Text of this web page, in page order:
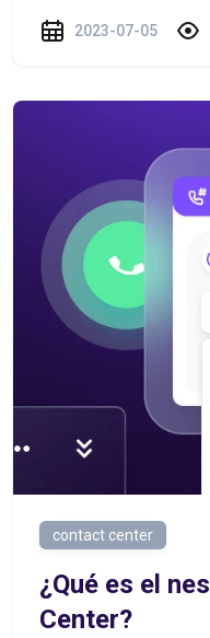
2023-07-05
contact center
¿Qué es el
Center?